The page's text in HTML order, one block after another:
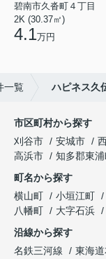
碧南市久沓町４丁目
2K (30.37㎡)
4.1万円
一覧 ハピネス
市区町村から探す
刈谷市
安城市
高浜市
知多郡東
町名から探す
横山町
小垣江町
八幡町
大字石浜
沿線から探す
名鉄三河線
東海